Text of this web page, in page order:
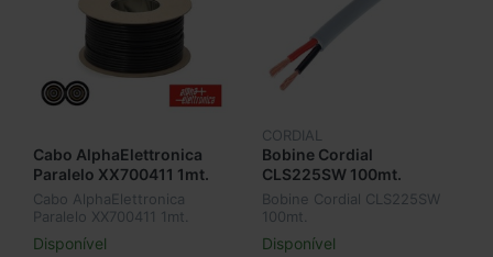
Cabo AlphaElettronica
Paralelo XX700411 1mt.
Cabo AlphaElettronica
Paralelo XX700411 1mt.
Disponível
CORDIAL
Bobine Cordial
CLS225SW 100mt.
Bobine Cordial CLS225SW
100mt.
Disponível